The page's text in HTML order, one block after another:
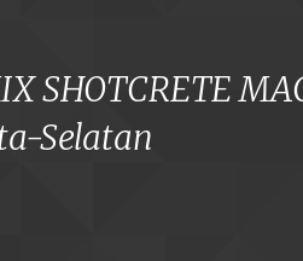
SHOTCRETE
Selatan